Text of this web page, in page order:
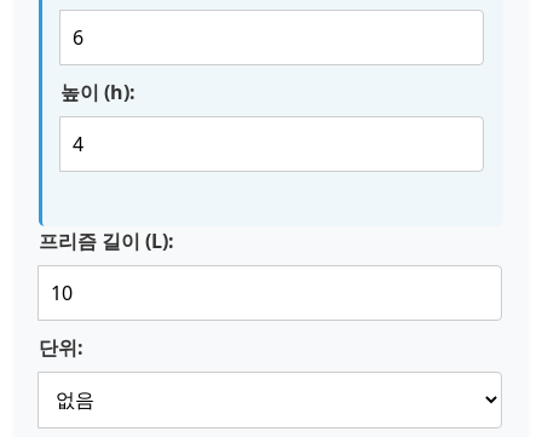
높이 (h):
프리즘 길이 (L):
단위: